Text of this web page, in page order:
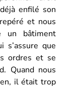
enfilé son
et nous
un bâtiment
s’assure que
ordres et se
Quand nous
il était trop